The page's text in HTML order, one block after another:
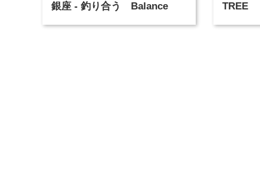
銀座 - 釣り合う Balance
TREE